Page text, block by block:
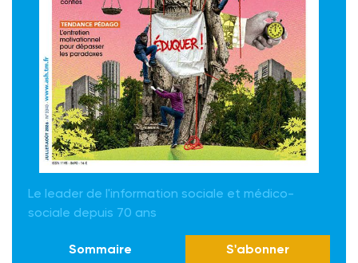
Le leader de l'information sociale et médico-
sociale depuis 70 ans
Sommaire S'abonner